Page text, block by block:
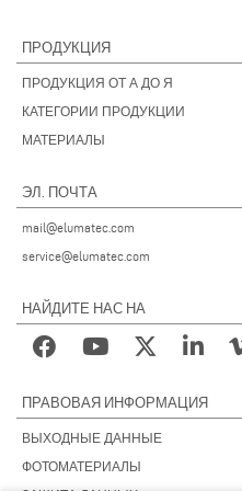
ПРОДУКЦИЯ
ПРОДУКЦИЯ ОТ А ДО Я
КАТЕГОРИИ ПРОДУКЦИИ
МАТЕРИАЛЫ
ЭЛ. ПОЧТА
mail@elumatec.com
service@elumatec.com
НАЙДИТЕ НАС НА
ПРАВОВАЯ ИНФОРМАЦИЯ
ВЫХОДНЫЕ ДАННЫЕ
ФОТОМАТЕРИАЛЫ